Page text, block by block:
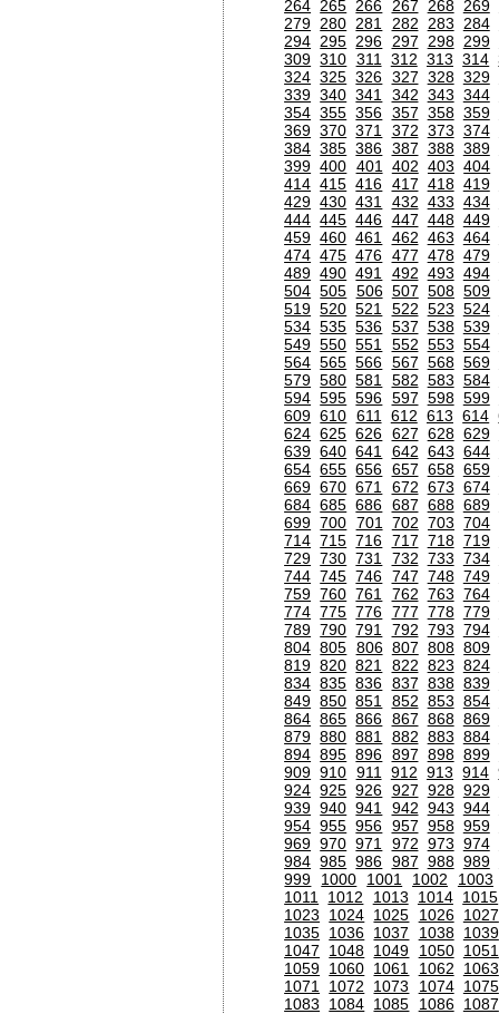
264 265 266 267 268 269
279 280 281 282 283 284
294 295 296 297 298 299
309 310 311 312 313 314
324 325 326 327 328 329
339 340 341 342 343 344
354 355 356 357 358 359
369 370 371 372 373 374
384 385 386 387 388 389
399 400 401 402 403 404
414 415 416 417 418 419
429 430 431 432 433 434
444 445 446 447 448 449
459 460 461 462 463 464
474 475 476 477 478 479
489 490 491 492 493 494
504 505 506 507 508 509
519 520 521 522 523 524
534 535 536 537 538 539
549 550 551 552 553 554
564 565 566 567 568 569
579 580 581 582 583 584
594 595 596 597 598 599
609 610 611 612 613 614
624 625 626 627 628 629
639 640 641 642 643 644
654 655 656 657 658 659
669 670 671 672 673 674
684 685 686 687 688 689
699 700 701 702 703 704
714 715 716 717 718 719
729 730 731 732 733 734
744 745 746 747 748 749
759 760 761 762 763 764
774 775 776 777 778 779
789 790 791 792 793 794
804 805 806 807 808 809
819 820 821 822 823 824
834 835 836 837 838 839
849 850 851 852 853 854
864 865 866 867 868 869
879 880 881 882 883 884
894 895 896 897 898 899
909 910 911 912 913 914
924 925 926 927 928 929
939 940 941 942 943 944
954 955 956 957 958 959
969 970 971 972 973 974
984 985 986 987 988 989
999
1000 1001 1002
1003
1011
1012 1013 1014 1015
1023
1024 1025 1026 1027
1035 1036 1037 1038 1039
1047
1048 1049 1050 1051
1059 1060 1061 1062
1063
1071
1072 1073 1074 1075
1083
1084 1085 1086 1087